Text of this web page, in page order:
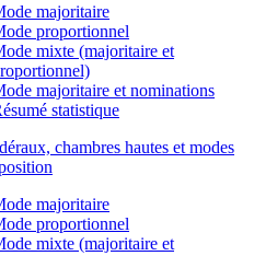
majoritaire
proportionnel
mixte (majoritaire et
majoritaire et nominations
statistique
chambres hautes et modes
majoritaire
proportionnel
mixte (majoritaire et